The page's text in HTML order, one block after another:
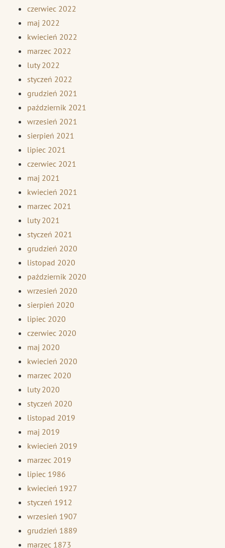
czerwiec 2022
maj 2022
kwiecień 2022
marzec 2022
luty 2022
styczeń 2022
grudzień 2021
październik 2021
wrzesień 2021
sierpień 2021
lipiec 2021
czerwiec 2021
maj 2021
kwiecień 2021
marzec 2021
luty 2021
styczeń 2021
grudzień 2020
listopad 2020
październik 2020
wrzesień 2020
sierpień 2020
lipiec 2020
czerwiec 2020
maj 2020
kwiecień 2020
marzec 2020
luty 2020
styczeń 2020
listopad 2019
maj 2019
kwiecień 2019
marzec 2019
lipiec 1986
kwiecień 1927
styczeń 1912
wrzesień 1907
grudzień 1889
marzec 1873